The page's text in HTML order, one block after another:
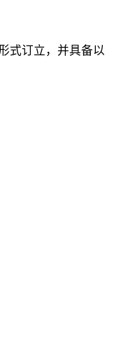
式订立，并具备以